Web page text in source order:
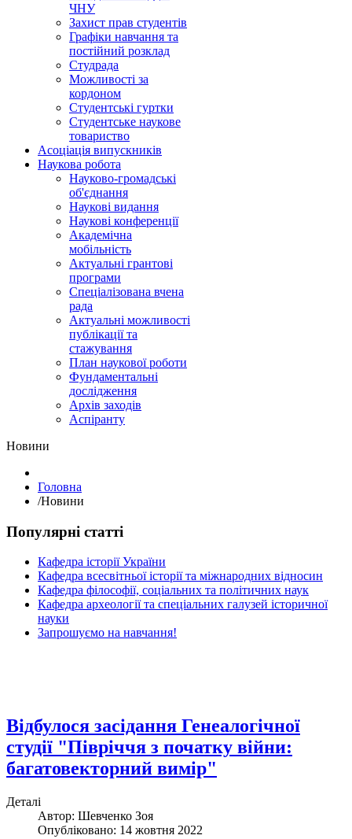
ЧНУ
Захист прав студентів
Графіки навчання та
постійний розклад
Студрада
Можливості за
кордоном
Студентські гуртки
Студентське наукове
товариство
Асоціація випускників
Наукова робота
Науково-громадські
об'єднання
Наукові видання
Наукові конференції
Академічна
мобільність
Актуальні грантові
програми
Спеціалізована вчена
рада
Актуальні можливості
публікації та
стажування
План наукової роботи
Фундаментальні
дослідження
Архів заходів
Аспіранту
Hовини
Головна
/Hовини
Популярні статті
Кафедра історії України
Кафедра всесвітньої історії та міжнародних відносин
Кафедра філософії, соціальних та політичних наук
Кафедра археології та спеціальних галузей історичної
науки
Запрошуємо на навчання!
Відбулося засідання Генеалогічної
студії "Півріччя з початку війни:
багатовекторний вимір"
Деталі
Автор: Шевченко Зоя
Опубліковано: 14 жовтня 2022